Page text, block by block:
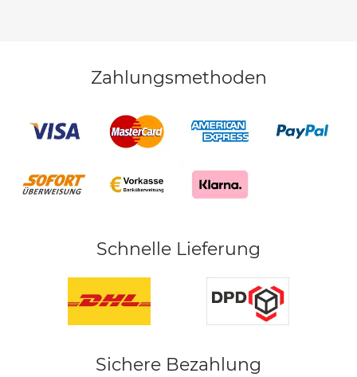
Zahlungsmethoden
Schnelle Lieferung
Sichere Bezahlung